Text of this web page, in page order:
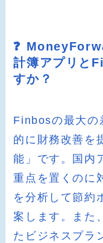
❓
計簿アプリと
すか？
Finbosの最大の
的に財務改善を
能」です。国内
重点を置くのに
を分析して節約
案します。また
たビジネスプラ